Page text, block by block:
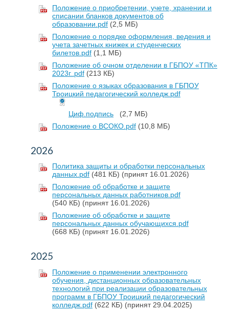
Положение о приобретении, учете, хранении и
списании бланков документов об
образовании.pdf (2,5 МБ)
Положение о порядке оформления, ведения и
учета зачетных книжек и студенческих
билетов.pdf (1,1 МБ)
Положение об очном отделении в ГБПОУ «ТПК»
2023г..pdf (213 КБ)
Положение о языках образования в ГБПОУ
Троицкий педагогический колледж.pdf
Циф.подпись
(2,7 МБ)
Положение о ВСОКО.pdf (10,8 МБ)
2026
Политика защиты и обработки персональных
данных.pdf (481 КБ) (принят 16.01.2026)
Положение об обработке и защите
персональных данных работников.pdf
(540 КБ) (принят 16.01.2026)
Положение об обработке и защите
персональных данных обучающихся.pdf
(668 КБ) (принят 16.01.2026)
2025
Положение о применении электронного
обучения, дистанционных образовательных
технологий при реализации образовательных
программ в ГБПОУ Троицкий педагогический
колледж.pdf (622 КБ) (принят 29.04.2025)